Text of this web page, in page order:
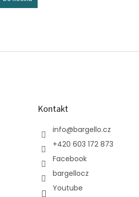
Kontakt
info@bargello.cz
+420 603 172 873
Facebook
bargellocz
Youtube